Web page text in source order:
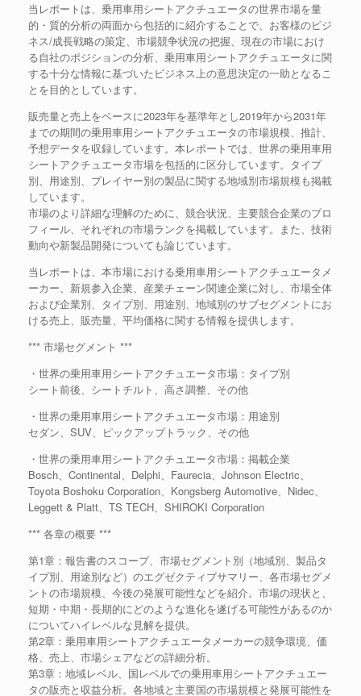
当レポートは、乗用車用シートアクチュエータの世界市場を量
的・質的分析の両面から包括的に紹介することで、お客様のビジ
ネス/成長戦略の策定、市場競争状況の把握、現在の市場におけ
る自社のポジションの分析、乗用車用シートアクチュエータに関
する十分な情報に基づいたビジネス上の意思決定の一助となるこ
とを目的としています。
販売量と売上をベースに2023年を基準年とし2019年から2031年
までの期間の乗用車用シートアクチュエータの市場規模、推計、
予想データを収録しています。本レポートでは、世界の乗用車用
シートアクチュエータ市場を包括的に区分しています。タイプ
別、用途別、プレイヤー別の製品に関する地域別市場規模も掲載
しています。
市場のより詳細な理解のために、競合状況、主要競合企業のプロ
フィール、それぞれの市場ランクを掲載しています。また、技術
動向や新製品開発についても論じています。
当レポートは、本市場における乗用車用シートアクチュエータメ
ーカー、新規参入企業、産業チェーン関連企業に対し、市場全体
および企業別、タイプ別、用途別、地域別のサブセグメントにお
ける売上、販売量、平均価格に関する情報を提供します。
*** 市場セグメント ***
・世界の乗用車用シートアクチュエータ市場：タイプ別
シート前後、シートチルト、高さ調整、その他
・世界の乗用車用シートアクチュエータ市場：用途別
セダン、SUV、ピックアップトラック、その他
・世界の乗用車用シートアクチュエータ市場：掲載企業
Bosch、Continental、Delphi、Faurecia、Johnson Electric、
Toyota Boshoku Corporation、Kongsberg Automotive、Nidec、
Leggett & Platt、TS TECH、SHIROKI Corporation
*** 各章の概要 ***
第1章：報告書のスコープ、市場セグメント別（地域別、製品タ
イプ別、用途別など）のエグゼクティブサマリー、各市場セグメ
ントの市場規模、今後の発展可能性などを紹介。市場の現状と、
短期・中期・長期的にどのような進化を遂げる可能性があるのか
についてハイレベルな見解を提供。
第2章：乗用車用シートアクチュエータメーカーの競争環境、価
格、売上、市場シェアなどの詳細分析。
第3章：地域レベル、国レベルでの乗用車用シートアクチュエー
タの販売と収益分析。各地域と主要国の市場規模と発展可能性を